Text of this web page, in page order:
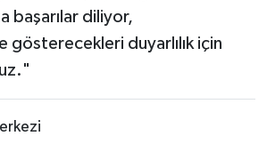
başarılar diliyor,
gösterecekleri duyarlılık için